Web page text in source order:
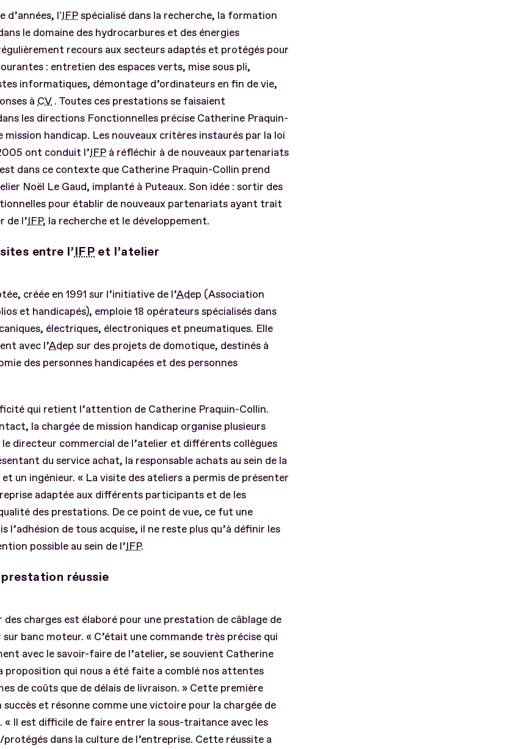
d’années, l'IFPspécialisé dans la recherche, la formation
le domaine des hydrocarbures et des énergies
recours aux secteurs adaptés et protégés pour
: entretien des espaces verts, mise sous pli,
informatiques, démontage d’ordinateurs en fin de vie,
à CV . Toutes ces prestations se faisaient
les directions Fonctionnelles précise Catherine Praquin-
mission handicap. Les nouveaux critères instaurés par la loi
ont conduit l’IFP à réfléchir à de nouveaux partenariats
dans ce contexte que Catherine Praquin-Collin prend
Noël Le Gaud, implanté à Puteaux. Son idée : sortir des
pour établir de nouveaux partenariats ayant trait
de l’IFP, la recherche et le développement.
entre l’IFP et l’atelier
créée en 1991 sur l’initiative de l’Adep (Association
et handicapés), emploie 18 opérateurs spécialisés dans
électriques, électroniques et pneumatiques. Elle
avec l’Adep sur des projets de domotique, destinés à
des personnes handicapées et des personnes
qui retient l’attention de Catherine Praquin-Collin.
la chargée de mission handicap organise plusieurs
directeur commercial de l’atelier et différents collègues
du service achat, la responsable achats au sein de la
un ingénieur. « La visite des ateliers a permis de présenter
adaptée aux différents participants et de les
des prestations. De ce point de vue, ce fut une
l’adhésion de tous acquise, il ne reste plus qu’à définir les
possible au sein de l’IFP.
réussie
des charges est élaboré pour une prestation de câblage de
banc moteur. « C’était une commande très précise qui
avec le savoir-faire de l’atelier, se souvient Catherine
proposition qui nous a été faite a comblé nos attentes
de coûts que de délais de livraison. » Cette première
succès et résonne comme une victoire pour la chargée de
« Il est difficile de faire entrer la sous-traitance avec les
dans la culture de l’entreprise. Cette réussite a